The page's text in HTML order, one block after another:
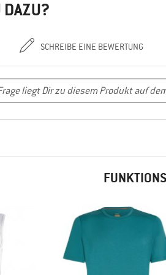
DAZU?
SCHREIBE EINE BEWERTUNG